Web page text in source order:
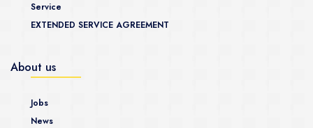
Service
EXTENDED SERVICE AGREEMENT
About us
Jobs
News